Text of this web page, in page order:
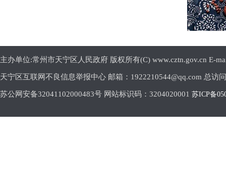
主办单位:常州市天宁区人民政府 版权所有(C) www.cztn.gov.cn E-
天宁区互联网不良信息举报中心 邮箱：1922210544@qq.com 总访
苏公网安备32041102000483号 网站标识码：3204020001 苏ICP备